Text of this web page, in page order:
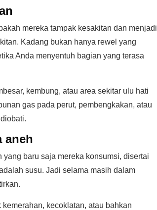
mereka tampak kesakitan dan menjadi
Kadang bukan hanya rewel yang
Anda menyentuh bagian yang terasa
kembung, atau area sekitar ulu hati
gas pada perut, pembengkakan, atau
aneh
baru saja mereka konsumsi, disertai
susu. Jadi selama masih dalam
kecoklatan, atau bahkan